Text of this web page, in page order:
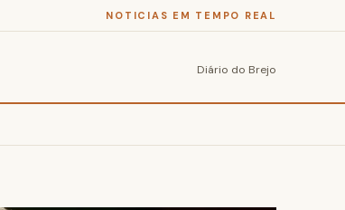
NOTICIAS EM TEMPO REAL
Diário do Brejo